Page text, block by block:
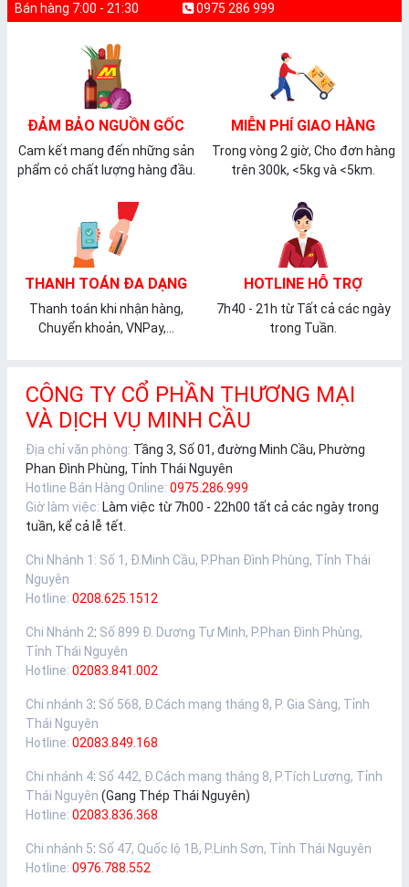
Bán hàng 7:00 - 21:30 0975 286 999
ĐẢM BẢO NGUỒN GỐC
Cam kết mang đến những sản
phẩm có chất lượng hàng đầu.
MIỄN PHÍ GIAO HÀNG
Trong vòng 2 giờ, Cho đơn hàng
trên 300k, <5kg và <5km.
THANH TOÁN ĐA DẠNG
Thanh toán khi nhận hàng,
Chuyển khoản, VNPay,...
HOTLINE HỖ TRỢ
7h40 - 21h từ Tất cả các ngày
trong Tuần.
CÔNG TY CỔ PHẦN THƯƠNG MẠI
VÀ DỊCH VỤ MINH CẦU
Địa chỉ văn phòng: Tầng 3, Số 01, đường Minh Cầu, Phường
Phan Đình Phùng, Tỉnh Thái Nguyên
Hotline Bán Hàng Online: 0975.286.999
Giờ làm việc: Làm việc từ 7h00 - 22h00 tất cả các ngày trong
tuần, kể cả lễ tết.
Chi Nhánh 1 : Số 1, Đ.Minh Cầu, P.Phan Đình Phùng, Tỉnh Thái
Nguyên
Hotline: 0208.625.1512
Chi Nhánh 2: Số 899 Đ. Dương Tự Minh, P.Phan Đình Phùng,
Tỉnh Thái Nguyên
Hotline: 02083.841.002
Chi nhánh 3: Số 568, Đ.Cách mạng tháng 8, P. Gia Sàng, Tỉnh
Thái Nguyên
Hotline: 02083.849.168
Chi nhánh 4: Số 442, Đ.Cách mạng tháng 8, P.Tích Lương, Tỉnh
Thái Nguyên (Gang Thép Thái Nguyên)
Hotline: 02083.836.368
Chi nhánh 5: Số 47, Quốc lộ 1B, P.Linh Sơn, Tỉnh Thái Nguyên
Hotline: 0976.788.552